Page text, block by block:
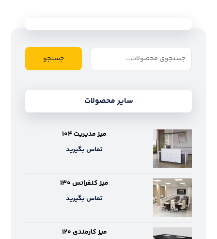
جستجو
سایر محصولات
میز مدیریت ۱۰۴
تماس بگیرید
میز کنفرانس ۱۳۰
تماس بگیرید
میز کارمندی ۱۲۰